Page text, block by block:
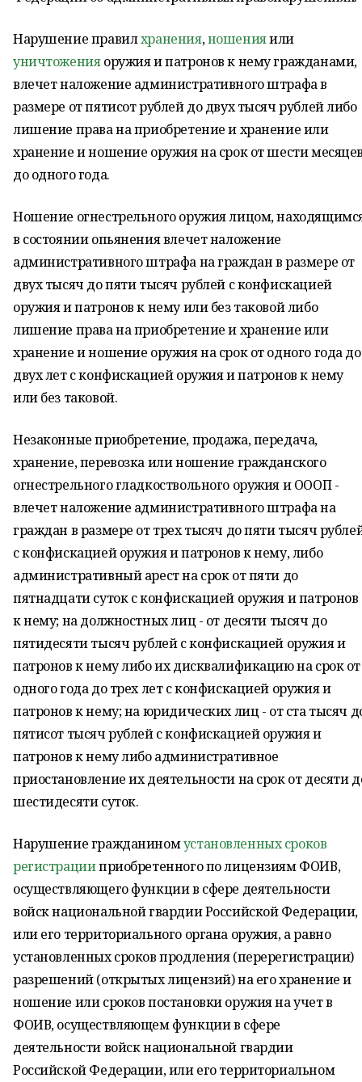
Нарушение правилхранения,ношенияили
уничтоженияоружия и патронов к нему гражданами,
влечет наложение административного штрафа в
размере от пятисот рублей до двух тысяч рублей либо
лишение права на приобретение и хранение или
хранение и ношение оружия на срок от шести
до одного года.
Ношение огнестрельного оружия лицом,
в состоянии опьянения влечет наложение
административного штрафа на граждан в размере от
двух тысяч до пяти тысяч рублей с конфискацией
оружия и патронов к нему или без таковой либо
лишение права на приобретение и хранение или
хранение и ношение оружия на срок от одного года до
двух лет с конфискацией оружия и патронов к нему
или без таковой.
Незаконные приобретение, продажа, передача,
хранение, перевозка или ношение гражданского
огнестрельного гладкоствольного оружия и ОООП -
влечет наложение административного штрафа на
граждан в размере от трех тысяч до пяти тысяч
с конфискацией оружия и патронов к нему, либо
административный арест на срок от пяти до
пятнадцати суток с конфискацией оружия и патронов
к нему; на должностных лиц - от десяти тысяч до
пятидесяти тысяч рублей с конфискацией оружия и
патронов к нему либо их дисквалификацию на срок от
одного года до трех лет с конфискацией оружия и
патронов к нему; на юридических лиц - от ста тысяч
пятисот тысяч рублей с конфискацией оружия и
патронов к нему либо административное
приостановление их деятельности на срок от десяти
шестидесяти суток.
Нарушение гражданиномустановленных сроков
регистрацииприобретенного по лицензиям ФОИВ,
осуществляющего функции в сфере деятельности
войск национальной гвардии Российской Федерации,
или его территориального органа оружия, а равно
установленных сроков продления (перерегистрации)
разрешений (открытых лицензий) на его хранение и
ношение или сроков постановки оружия на учет в
ФОИВ, осуществляющем функции в сфере
деятельности войск национальной гвардии
Российской Федерации, или его территориальном